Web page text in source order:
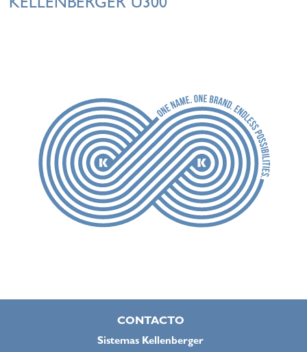
KELLENBERGER U300
CONTACTO
Sistemas Kellenberger